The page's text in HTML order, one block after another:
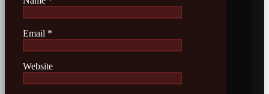
Email *
Website